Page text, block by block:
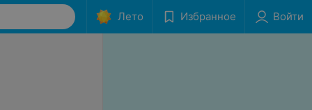
Лето Избранное Войти